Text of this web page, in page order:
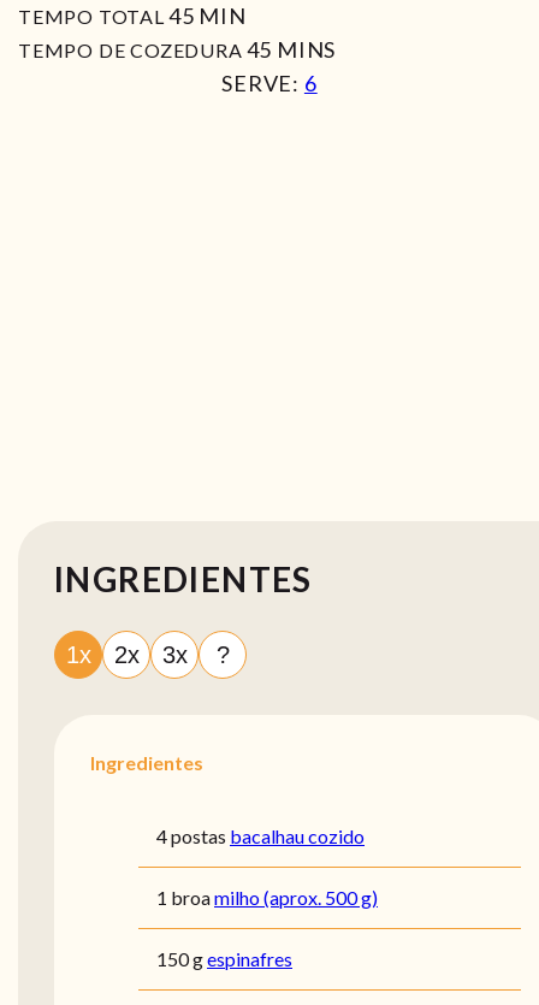
TEMPO TOTAL 45MIN
MIN
TEMPO DE COZEDURA 45 MIN
MINS
SERVE: 6
INGREDIENTES
1x 2x 3x ?
Ingredientes
4 postas bacalhau cozido
1 broamilho (aprox. 500 g)
150 gespinafres